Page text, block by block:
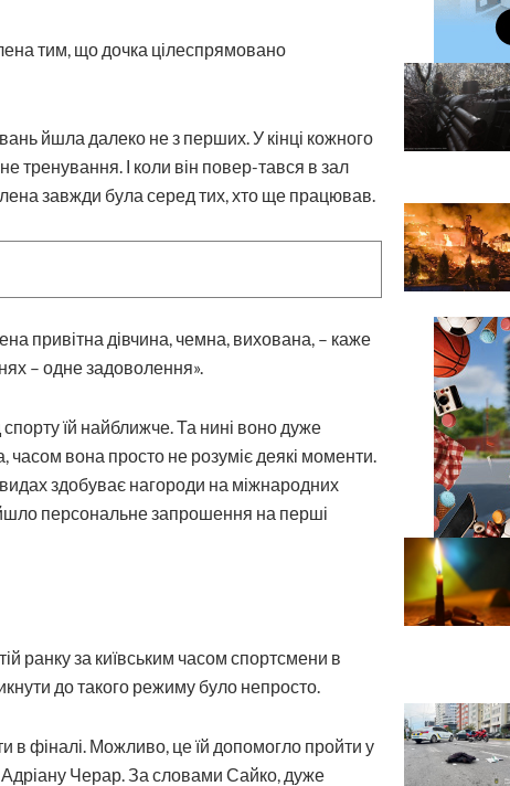
тим, що дочка цілеспрямовано
йшла далеко не з перших. У кінці кожного
тренування. І коли він повер-тався в зал
завжди була серед тих, хто ще працював.
привітна дівчина, чемна, вихована, – каже
– одне задоволення».
їй найближче. Та нині воно дуже
часом вона просто не розуміє деякі моменти.
здобуває нагороди на міжнародних
персональне запрошення на перші
ранку за київським часом спортсмени в
до такого режиму було непросто.
в фіналі. Можливо, це їй допомогло пройти у
Адріану Черар. За словами Сайко, дуже